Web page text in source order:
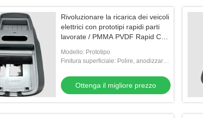
Rivoluzionare la ricarica dei veicoli
elettrici con prototipi rapidi parti
lavorate / PMMA PVDF Rapid Cnc
Modello: Prototipo
Finitura superficiale: Polire, anodizzare,
Ottenga il migliore prezzo